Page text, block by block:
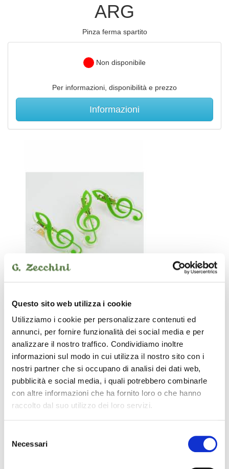
Questo sito web utilizza i cookie
Utilizziamo i cookie per personalizzare contenuti ed
annunci, per fornire funzionalità dei social media e per
analizzare il nostro traffico. Condividiamo inoltre
informazioni sul modo in cui utilizza il nostro sito con i
nostri partner che si occupano di analisi dei dati web,
pubblicità e social media, i quali potrebbero combinarle
con altre informazioni che ha fornito loro o che hanno
raccolto dal suo utilizzo dei loro servizi.
delNecessari
ARG
Pinza ferma spartito
Non disponibile
Per informazioni, disponibilità e prezzo
Informazioni
Le immagini e le descrizioni dei prodotti riproducono nel modo più
fedele le caratteristiche degli stessi. Possono peraltro sussistere
errori o difformità sull’aspetto e nella descrizione dei beni e dei loro
come indicative. Farà fede la descrizione del prodotto contenuta nel
modulo d’ordine.